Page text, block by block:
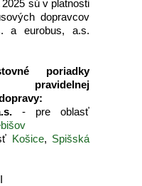
sú v platnosti
dopravcov
a eurobus, a.s.
poriadky
- pre oblasť
Košice, Spišská